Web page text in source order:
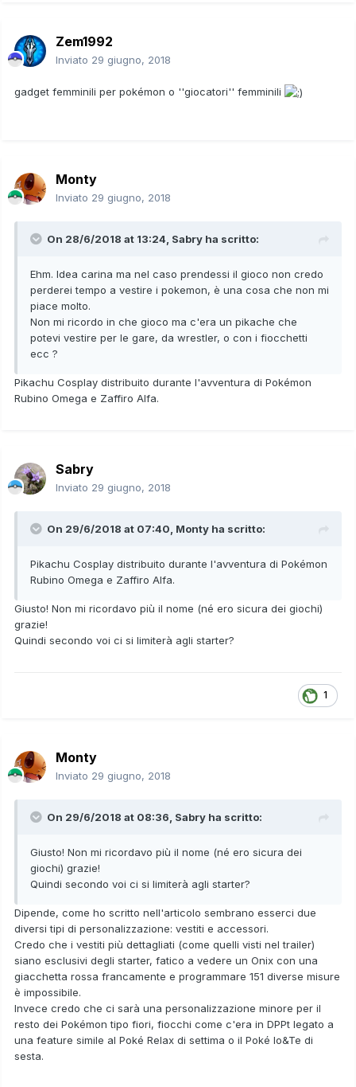
Zem1992
Inviato 29 giugno, 2018
gadget femminili per pokémon o ''giocatori'' femminili
Monty
Inviato 29 giugno, 2018
On 28/6/2018 at 13:24, Sabry ha scritto:
Ehm. Idea carina ma nel caso prendessi il gioco non credo
perderei tempo a vestire i pokemon, è una cosa che non mi
piace molto.
Non mi ricordo in che gioco ma c'era un pikache che
potevi vestire per le gare, da wrestler, o con i fiocchetti
ecc ?
Pikachu Cosplay distribuito durante l'avventura di Pokémon
Rubino Omega e Zaffiro Alfa.
Sabry
Inviato 29 giugno, 2018
On 29/6/2018 at 07:40, Monty ha scritto:
Pikachu Cosplay distribuito durante l'avventura di Pokémon
Rubino Omega e Zaffiro Alfa.
Giusto! Non mi ricordavo più il nome (né ero sicura dei giochi)
grazie!
Quindi secondo voi ci si limiterà agli starter?
1
Monty
Inviato 29 giugno, 2018
On 29/6/2018 at 08:36, Sabry ha scritto:
Giusto! Non mi ricordavo più il nome (né ero sicura dei
giochi) grazie!
Quindi secondo voi ci si limiterà agli starter?
Dipende, come ho scritto nell'articolo sembrano esserci due
diversi tipi di personalizzazione: vestiti e accessori.
Credo che i vestiti più dettagliati (come quelli visti nel trailer)
siano esclusivi degli starter, fatico a vedere un Onix con una
giacchetta rossa francamente e programmare 151 diverse misure
è impossibile.
Invece credo che ci sarà una personalizzazione minore per il
resto dei Pokémon tipo fiori, fiocchi come c'era in DPPt legato a
una feature simile al Poké Relax di settima o il Poké Io&Te di
sesta.